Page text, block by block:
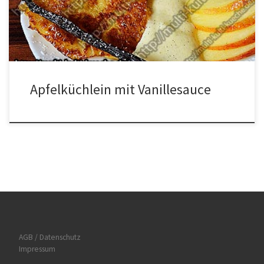
Vanillezucker und den Eiern vermischen. Nun die Eiermasse zu
den Äpfeln […]
Apfelküchlein mit Vanillesauce
AGB / Datenschutz
Impressum